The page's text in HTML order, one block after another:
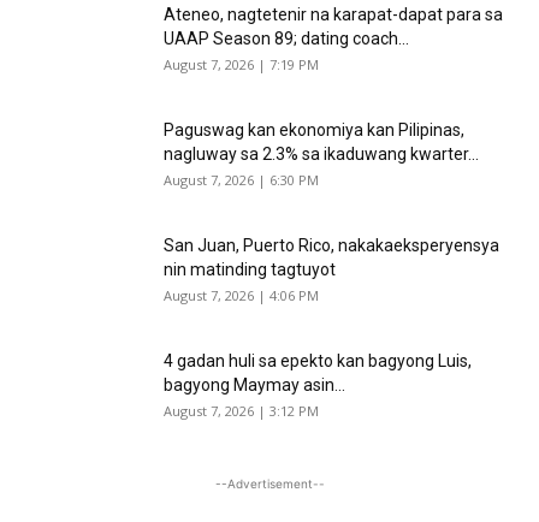
Ateneo, nagtetenir na karapat-dapat para sa
UAAP Season 89; dating coach...
August 7, 2026 | 7:19 PM
Paguswag kan ekonomiya kan Pilipinas,
nagluway sa 2.3% sa ikaduwang kwarter...
August 7, 2026 | 6:30 PM
San Juan, Puerto Rico, nakakaeksperyensya
nin matinding tagtuyot
August 7, 2026 | 4:06 PM
4 gadan huli sa epekto kan bagyong Luis,
bagyong Maymay asin...
August 7, 2026 | 3:12 PM
--Advertisement--